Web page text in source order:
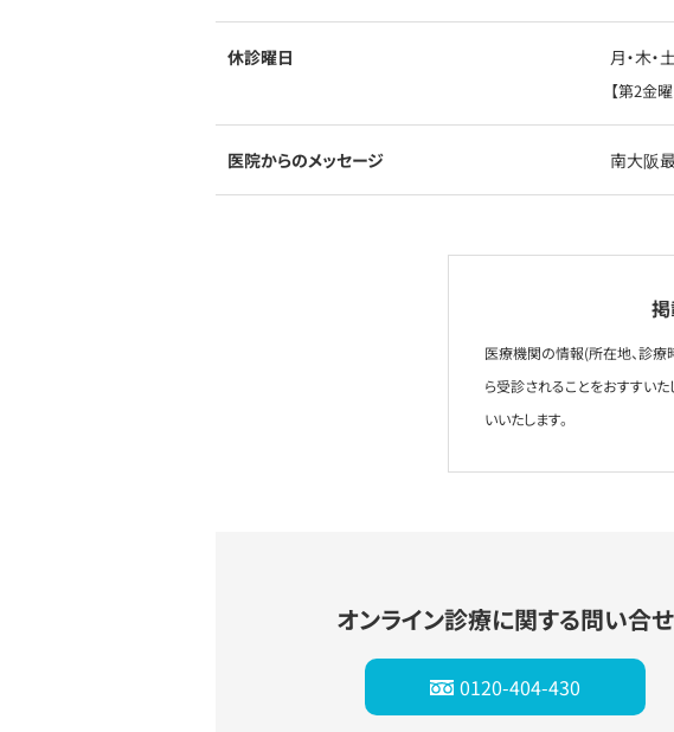
休診曜日 月・木・
【第2金
医院からのメッセージ 南大阪
医療機関の情報(所在地、診療
ら受診されることをおすすい
いいたします。
オンライン診療に関する問い合せ
0120-404-430